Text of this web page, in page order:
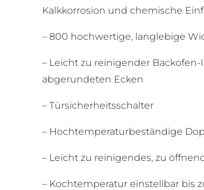
Kalkkorrosion und chemische
– 800 hochwertige, langlebige
– Leicht zu reinigender
abgerundeten Ecken
– Türsicherheitsschalter
– Hochtemperaturbeständige
– Leicht zu reinigendes, zu
– Kochtemperatur einstellbar bis